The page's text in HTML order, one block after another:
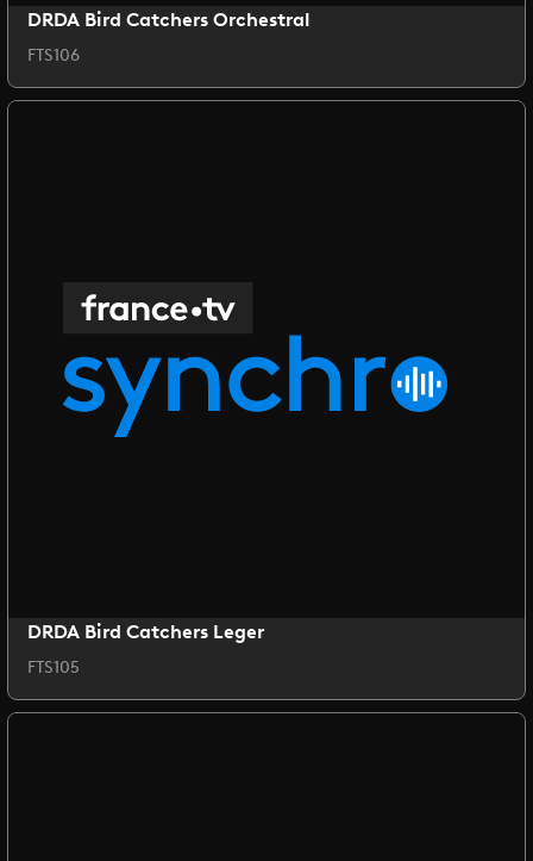
DRDA Bird Catchers Orchestral
FTS106
DRDA Bird Catchers Leger
FTS105